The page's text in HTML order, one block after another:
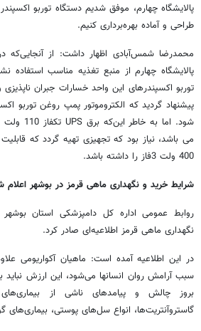
طراحی و آماده بهره‌برداری کنیم.
محمدرضا شمس‌آبادی اظهار داشت: از آنجایی‌که
پالایشگاه چهارم از منبع تغذیه مناسب استفاده
توربو اکسپندرهای این واحد خسارات جبران
400 ولت 3فاز را داشته باشد.
شرایط خرید و نگهداری ماهی قرمز در بوشهر اعلام
روابط عمومی اداره کل دامپزشکی استان
نگهداری ماهی قرمز اطلاعیه‌ای صادر کرد.
در این اطلاعیه آمده است: ماهیان آکواریومی
سبب آرامش روان انسانها می‌شود، این ارزش
بروز چالش و پیامدهای ناشی از
گاستروآنتریت‌ها، انواع سل‌های پوستی،